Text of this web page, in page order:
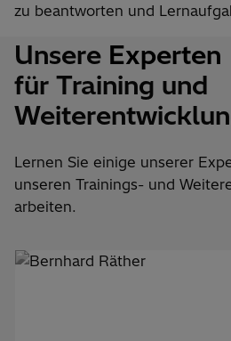
zu beantworten und
Unsere Experten
für Training und
Lernen Sie einige unserer
unseren Trainings- und
arbeiten.